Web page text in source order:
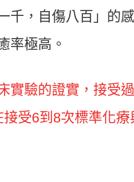
千，自傷八百」的
率極高。
實驗的證實，接受
接受6到8次標準化